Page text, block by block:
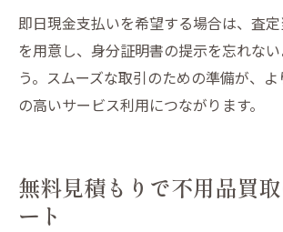
即日現金支払いを希望する場合は、査
を用意し、身分証明書の提示を忘れな
う。スムーズな取引のための準備が、
の高いサービス利用につながります。
無料見積もりで不用品買
ート